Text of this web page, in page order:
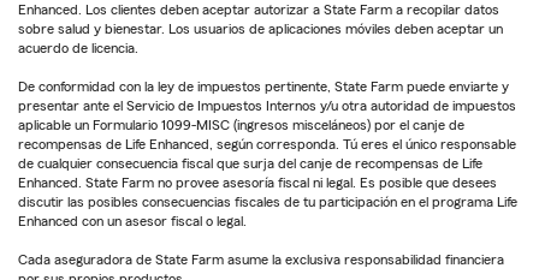
Enhanced. Los clientes deben aceptar autorizar a State Farm a recopilar datos
sobre salud y bienestar. Los usuarios de aplicaciones móviles deben aceptar un
acuerdo de licencia.
De conformidad con la ley de impuestos pertinente, State Farm puede enviarte y
presentar ante el Servicio de Impuestos Internos y/u otra autoridad de impuestos
aplicable un Formulario 1099-MISC (ingresos misceláneos) por el canje de
recompensas de Life Enhanced, según corresponda. Tú eres el único responsable
de cualquier consecuencia fiscal que surja del canje de recompensas de Life
Enhanced. State Farm no provee asesoría fiscal ni legal. Es posible que desees
discutir las posibles consecuencias fiscales de tu participación en el programa Life
Enhanced con un asesor fiscal o legal.
Cada aseguradora de State Farm asume la exclusiva responsabilidad financiera